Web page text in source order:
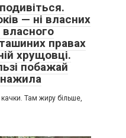
— ні власних
власного
правах
хрущовці.
побажай
Там жиру більше,